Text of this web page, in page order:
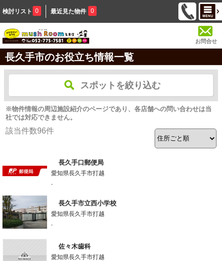
検討リスト 0 最近見た物件 0
お問合せ
長久手市のお役立ち情報一覧
スポットを絞り込む
※物件情報の周辺施設紹介のページであり、各店舗への問い合わせは当
社では対応できません。
該当件数96件
長久手口郵便局
愛知県長久手市打越
-
長久手市立西小学校
愛知県長久手市打越
-
佐々木歯科
愛知県長久手市打越